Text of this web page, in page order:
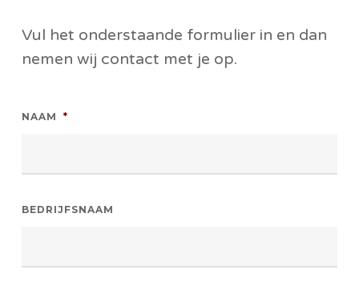
Vul het onderstaande formulier in en dan
nemen wij contact met je op.
NAAM *
BEDRIJFSNAAM